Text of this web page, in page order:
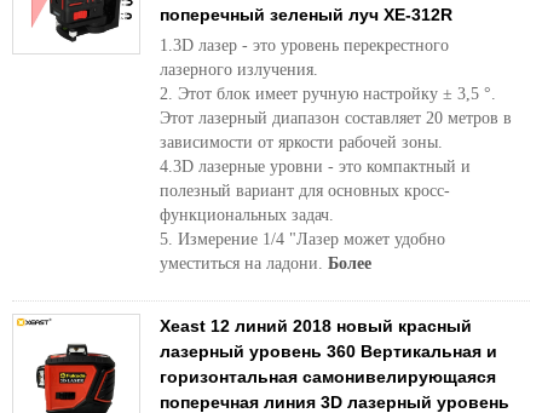
поперечный зеленый луч XE-312R
1.3D лазер - это уровень перекрестного
лазерного излучения.
2. Этот блок имеет ручную настройку ± 3,5 °.
Этот лазерный диапазон составляет 20 метров в
зависимости от яркости рабочей зоны.
4.3D лазерные уровни - это компактный и
полезный вариант для основных кросс-
функциональных задач.
5. Измерение 1/4 "Лазер может удобно
уместиться на ладони. Более
Xeast 12 линий 2018 новый красный
лазерный уровень 360 Вертикальная и
горизонтальная самонивелирующаяся
поперечная линия 3D лазерный уровень